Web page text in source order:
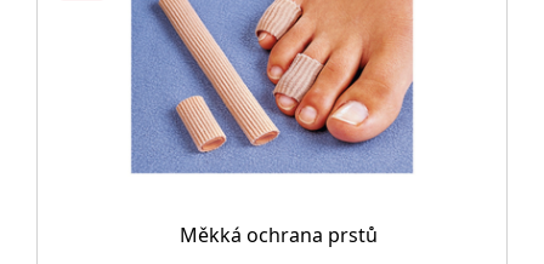
Měkká ochrana prstů